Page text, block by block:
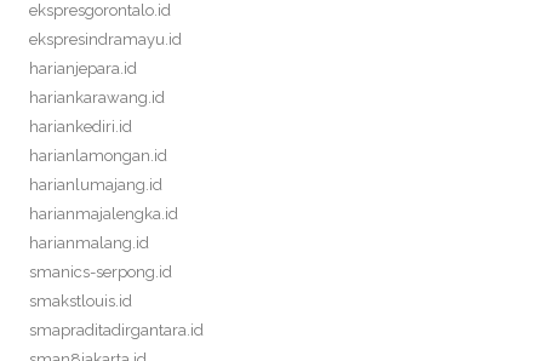
ekspresgorontalo.id
ekspresindramayu.id
harianjepara.id
hariankarawang.id
hariankediri.id
harianlamongan.id
harianlumajang.id
harianmajalengka.id
harianmalang.id
smanics-serpong.id
smakstlouis.id
smapraditadirgantara.id